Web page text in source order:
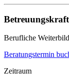
Berufliche
Beratungstermin
Zeitraum